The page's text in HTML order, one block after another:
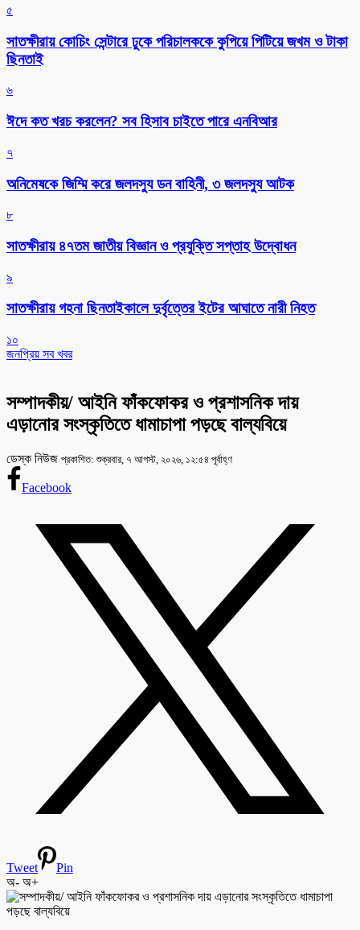
৫
সাতক্ষীরায় কোচিং সেন্টারে ঢুকে পরিচালককে কুপিয়ে পিটিয়ে জখম ও টাকা
ছিনতাই
৬
ঈদে কত খরচ করলেন? সব হিসাব চাইতে পারে এনবিআর
৭
অনিমেষকে জিম্মি করে জলদস্যু ডন বাহিনী, ৩ জলদস্যু আটক
৮
সাতক্ষীরায় ৪৭তম জাতীয় বিজ্ঞান ও প্রযুক্তি সপ্তাহ উদ্বোধন
৯
সাতক্ষীরায় গহনা ছিনতাইকালে দুর্বৃত্তের ইটের আঘাতে নারী নিহত
১০
জনপ্রিয় সব খবর
সম্পাদকীয়/ আইনি ফাঁকফোকর ও প্রশাসনিক দায়
এড়ানোর সংস্কৃতিতে ধামাচাপা পড়ছে বাল্যবিয়ে
ডেস্ক নিউজ প্রকাশিত: শুক্রবার, ৭ আগস্ট, ২০২৬, ১২:৫৪ পূর্বাহ্ণ
Facebook
Tweet
Pin
অ- অ+